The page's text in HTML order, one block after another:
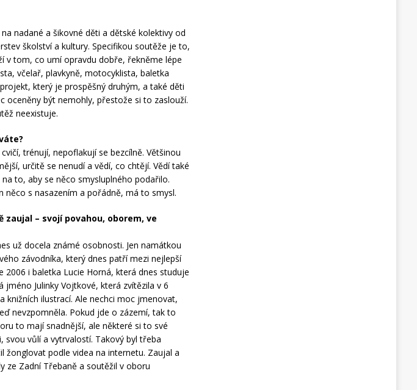
nadané a šikovné děti a dětské kolektivy od
školství a kultury. Specifikou soutěže je to,
v tom, co umí opravdu dobře, řekněme lépe
včelař, plavkyně, motocyklista, baletka
který je prospěšný druhým, a také děti
oceněny být nemohly, přestože si to zaslouží.
neexistuje.
trénují, nepoflakují se bezcílně. Většinou
určitě se nenudí a vědí, co chtějí. Vědí také
to, aby se něco smysluplného podařilo.
něco s nasazením a pořádně, má to smysl.
zaujal – svojí povahou, oborem, ve
už docela známé osobnosti. Jen namátkou
závodníka, který dnes patří mezi nejlepší
i baletka Lucie Horná, která dnes studuje
Julinky Vojtkové, která zvítězila v 6
knižních ilustrací. Ale nechci moc jmenovat,
nevzpomněla. Pokud jde o zázemí, tak to
to mají snadnější, ale některé si to své
svou vůlí a vytrvalostí. Takový byl třeba
žonglovat podle videa na internetu. Zaujal a
ze Zadní Třebaně a soutěžil v oboru